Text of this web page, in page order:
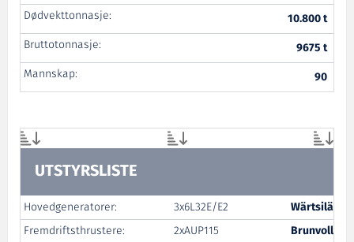
Dødvekttonnasje:
10.800 t
Bruttotonnasje:
9675 t
Mannskap:
90
UTSTYRSLISTE
Hovedgeneratorer: 3x6L32E/E2
Wärtsilä
Fremdriftsthrustere:
2xAUP115
Brunvoll